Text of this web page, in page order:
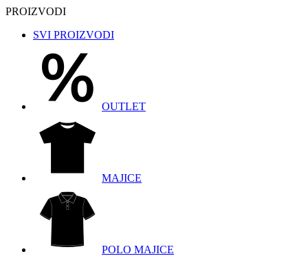
PROIZVODI
SVI PROIZVODI
OUTLET
MAJICE
POLO MAJICE